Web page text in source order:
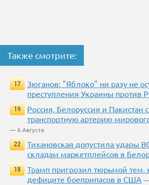
Также смотрите:
17
Зюганов: "Яблоко" ни разу не
преступления Украины против
19
Россия, Белоруссия и Пакистан
транспортную артерию
— 6 Августа
22
Тихановская допустила удары
складам маркетплейсов в
18
Трамп пригрозил тюрьмой тем,
дефиците боеприпасов в США —